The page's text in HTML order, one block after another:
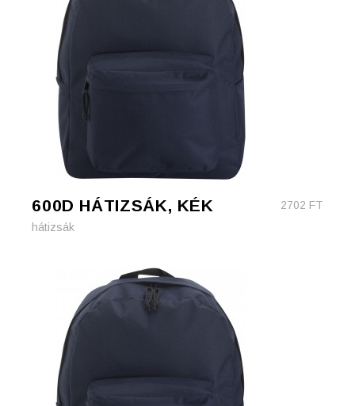
600D HÁTIZSÁK, KÉK 2702 FT
hátizsák